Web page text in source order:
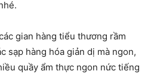
gian hàng tiểu thương rầm
sạp hàng hóa giản dị mà ngon,
quầy ẩm thực ngon nức tiếng